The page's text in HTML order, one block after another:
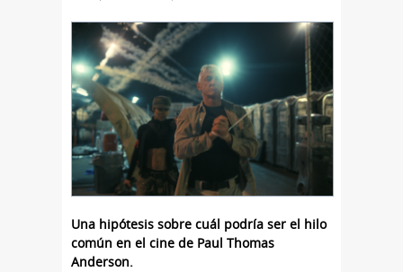
Una hipótesis sobre cuál podría ser el hilo
común en el cine de Paul Thomas
Anderson.